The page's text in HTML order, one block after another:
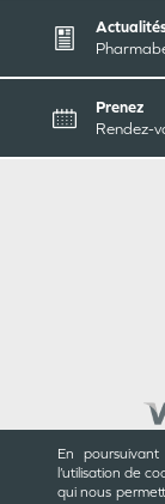
En
l’utilisation de
qui nous
Prenez
Rendez-